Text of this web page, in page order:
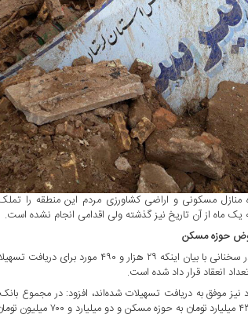
منازل مسکونی و اراضی کشاورزی مردم این منطقه را
ماه از آن تاریخ نیز گذشته ولی اقدامی انجام نشده است.
سید موسی خادمی استاندار لرستان در سخنانی با